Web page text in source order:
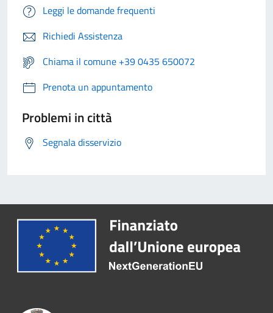
Leggi le domande frequenti
Richiedi Assistenza
Chiama il comune +39 0435 650072
Prenota un appuntamento
Problemi in città
Segnala disservizio